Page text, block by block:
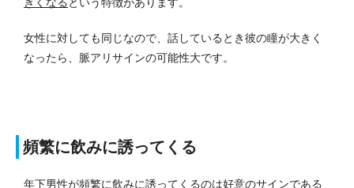
女性に対しても同じなので、話しているとき彼の瞳が大きく
なったら、脈アリサインの可能性大です。
頻繁に飲みに誘ってくる
年下男性が頻繁に飲みに誘ってくるのは好意のサインである